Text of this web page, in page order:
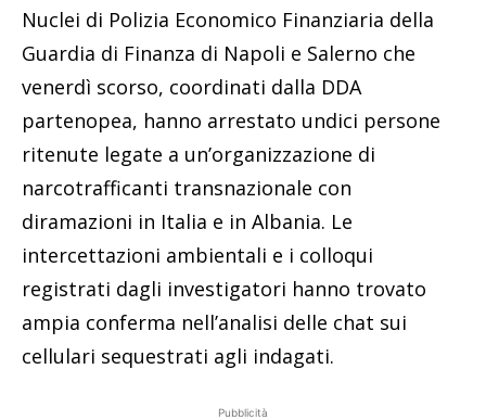
Nuclei di Polizia Economico Finanziaria della
Guardia di Finanza di Napoli e Salerno che
venerdì scorso, coordinati dalla DDA
partenopea, hanno arrestato undici persone
ritenute legate a un’organizzazione di
narcotrafficanti transnazionale con
diramazioni in Italia e in Albania. Le
intercettazioni ambientali e i colloqui
registrati dagli investigatori hanno trovato
ampia conferma nell’analisi delle chat sui
cellulari sequestrati agli indagati.
Pubblicità